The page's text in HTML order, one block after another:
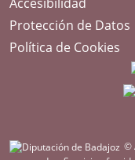
Protección de Datos
Política de Cookies
©